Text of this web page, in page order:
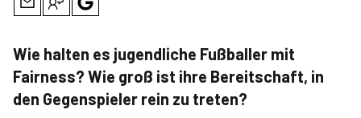
Wie halten es jugendliche Fußballer mit
Fairness? Wie groß ist ihre Bereitschaft, in
den Gegenspieler rein zu treten?